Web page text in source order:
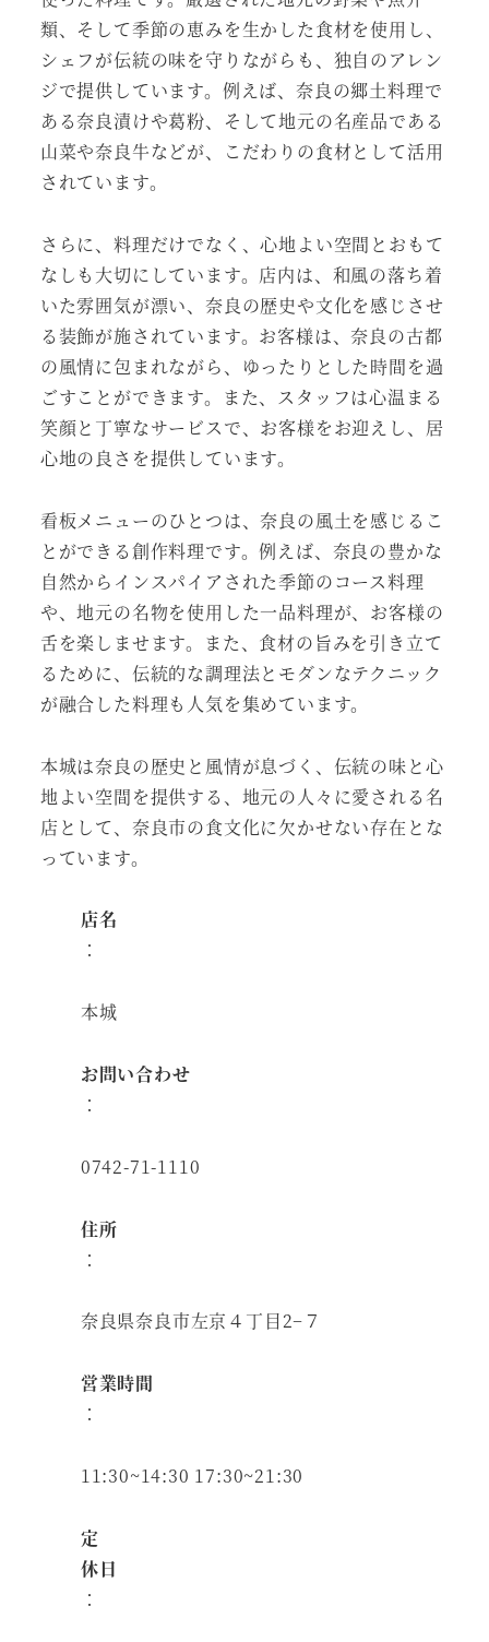
類、そして季節の恵みを生かした食材を使用し、
シェフが伝統の味を守りながらも、独自のアレン
ジで提供しています。例えば、奈良の郷土料理で
ある奈良漬けや葛粉、そして地元の名産品である
山菜や奈良牛などが、こだわりの食材として活用
されています。
さらに、料理だけでなく、心地よい空間とおもて
なしも大切にしています。店内は、和風の落ち着
いた雰囲気が漂い、奈良の歴史や文化を感じさせ
る装飾が施されています。お客様は、奈良の古都
の風情に包まれながら、ゆったりとした時間を過
ごすことができます。また、スタッフは心温まる
笑顔と丁寧なサービスで、お客様をお迎えし、居
心地の良さを提供しています。
看板メニューのひとつは、奈良の風土を感じるこ
とができる創作料理です。例えば、奈良の豊かな
自然からインスパイアされた季節のコース料理
や、地元の名物を使用した一品料理が、お客様の
舌を楽しませます。また、食材の旨みを引き立て
るために、伝統的な調理法とモダンなテクニック
が融合した料理も人気を集めています。
本城は奈良の歴史と風情が息づく、伝統の味と心
地よい空間を提供する、地元の人々に愛される名
店として、奈良市の食文化に欠かせない存在とな
っています。
店名
：
本城
お問い合わせ
：
0742-71-1110
住所
：
奈良県奈良市左京４丁目2−７
営業時間
：
11:30~14:30 17:30~21:30
定
休日
：